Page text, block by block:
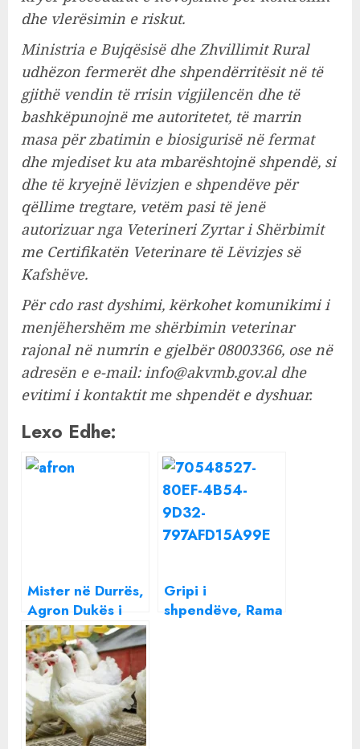
dhe vlerësimin e riskut.
Ministria e Bujqësisë dhe Zhvillimit Rural
udhëzon fermerët dhe shpendërritësit në të
gjithë vendin të rrisin vigjilencën dhe të
bashkëpunojnë me autoritetet, të marrin
masa për zbatimin e biosigurisë në fermat
dhe mjediset ku ata mbarështojnë shpendë, si
dhe të kryejnë lëvizjen e shpendëve për
qëllime tregtare, vetëm pasi të jenë
autorizuar nga Veterineri Zyrtar i Shërbimit
me Certifikatën Veterinare të Lëvizjes së
Kafshëve.
Për cdo rast dyshimi, kërkohet komunikimi i
menjëhershëm me shërbimin veterinar
rajonal në numrin e gjelbër 08003366, ose në
adresën e e-mail:info@akvmb.gov.aldhe
evitimi i kontaktit me shpendët e dyshuar.
Lexo Edhe:
Mister në Durrës,
Agron Dukës i
ngordhin pulat
Gripi i
shpendëve, Rama